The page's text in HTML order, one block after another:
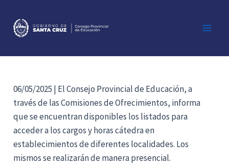
contenido
06/05/2025 | El Consejo Provincial de Educación, a
través de las Comisiones de Ofrecimientos, informa
que se encuentran disponibles los listados para
acceder a los cargos y horas cátedra en
establecimientos de diferentes localidades. Los
mismos se realizarán de manera presencial.